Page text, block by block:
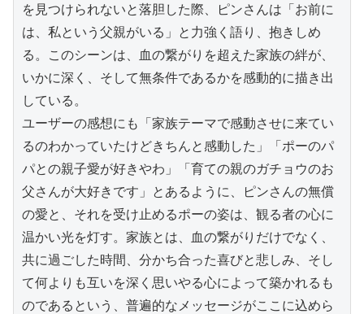
を見つけられないと落胆した際、ピンさんは「お前に
は、私という父親がいる」と力強く語り、抱きしめ
る。このシーンは、血の繋がりを超えた家族の絆が、
いかに深く、そして無条件であるかを感動的に描き出
している。
ユーザーの感想にも「家族テーマで感動させに来てい
るのわかっていたけどきちんと感動した」「ポーのパ
パとの親子愛が好きやわ」「育ての親のガチョウのお
父さんが大好きです」とあるように、ピンさんの無償
の愛と、それを受け止めるポーの姿は、観る者の心に
温かい光を灯す。家族とは、血の繋がりだけでなく、
共に過ごした時間、分かち合った喜びと悲しみ、そし
て何よりも互いを深く思いやる心によって築かれるも
のであるという、普遍的なメッセージがここに込めら